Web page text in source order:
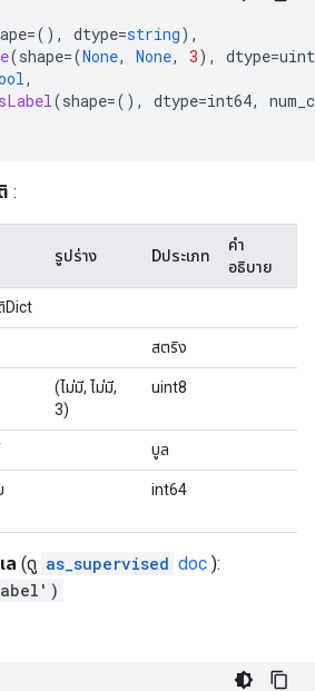
=(), dtype=string),
(shape=(None, None, 3), dtype=
,
(shape=(), dtype=int64,
:
รูปร่าง Dประเภท
คำ
อธิบาย
สตริง
(ไม่มี, ไม่มี,
3)
uint8
บูล
int64
ล (ดู as_supervised doc ):